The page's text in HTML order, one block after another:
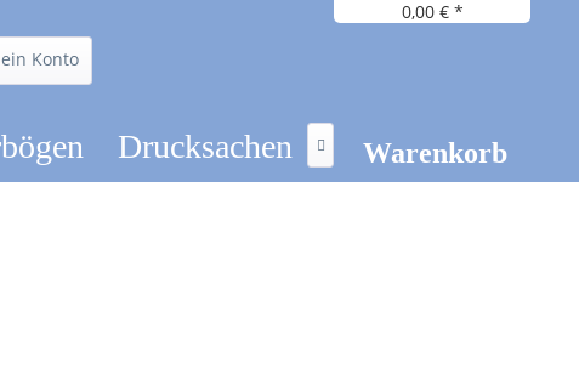
Konto
Drucksachen 
0,00 € *
Warenkorb